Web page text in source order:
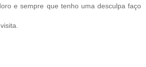
e sempre que tenho uma desculpa faço